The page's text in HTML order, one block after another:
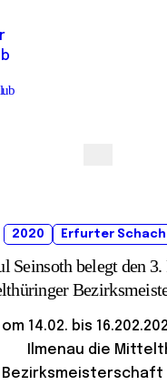
2020 Erfurter
Seinsoth belegt den 3.
om 14.02. bis
Ilmenau die
Bezirksmeisterschaft